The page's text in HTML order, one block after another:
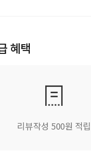
혜택
리뷰작성 500원 적립